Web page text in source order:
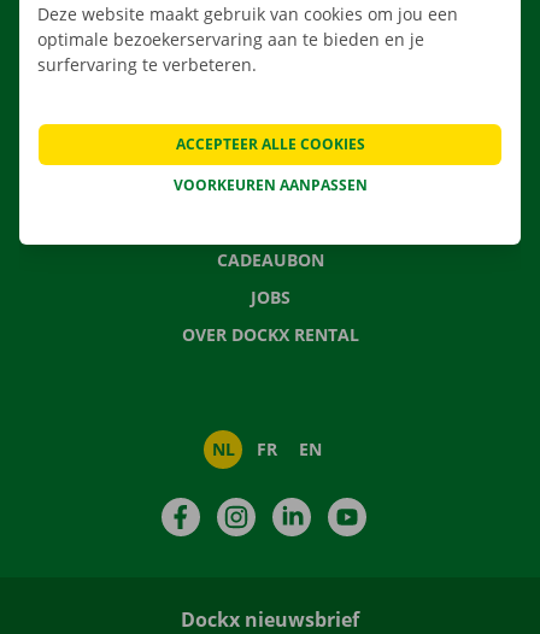
VERHUISOPLOSSINGEN
CONTACTEER ONS
VEELGESTELDE VRAGEN
CADEAUBON
JOBS
OVER DOCKX RENTAL
NL FR EN
FacebookInstagramLinkedIn
Dockx nieuwsbrief
Deze website maakt gebruik van cookies om jou een
optimale bezoekerservaring aan te bieden en je
surfervaring te verbeteren.
VOORKEUREN AANPASSEN
ACCEPTEER ALLE COOKIES